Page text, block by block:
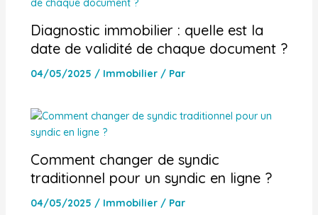
Diagnostic immobilier : quelle est la
date de validité de chaque document ?
04/05/2025 / Immobilier/ Par
Comment changer de syndic
traditionnel pour un syndic en ligne ?
04/05/2025 / Immobilier/ Par